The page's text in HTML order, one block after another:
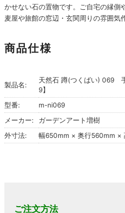
かせない石の置物です。ご自宅の縁側
麦屋や旅館の窓辺・玄関周りの雰囲気
商品仕様
製品名:
天然石 蹲(つくばい) 069
9】
型番:
m-ni069
メーカー:
ガーデンアート増樹
外寸法:
幅650mm × 奥行560mm ×
ご注文方法